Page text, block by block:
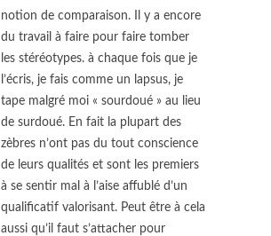
notion de comparaison. Il y a encore
du travail à faire pour faire tomber
les stéréotypes. à chaque fois que je
l’écris, je fais comme un lapsus, je
tape malgré moi « sourdoué » au lieu
de surdoué. En fait la plupart des
zèbres n’ont pas du tout conscience
de leurs qualités et sont les premiers
à se sentir mal à l’aise affublé d’un
qualificatif valorisant. Peut être à cela
aussi qu’il faut s’attacher pour